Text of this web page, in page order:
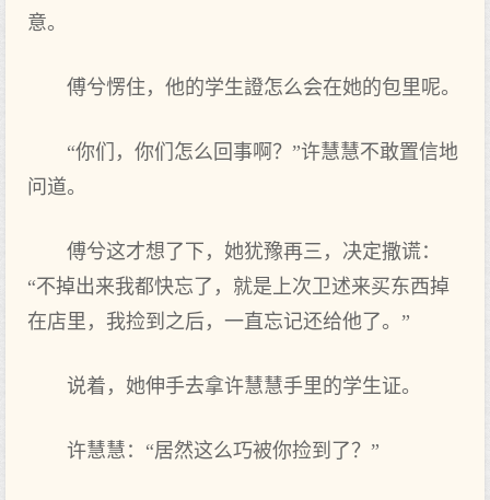
意。
傅兮愣住，他的学生證怎么会在她的包里呢。
“你们，你们怎么回事啊？”许慧慧不敢置信地
问道。
傅兮这才想了下，她犹豫再三，决定撒谎：
“不掉出来我都快忘了，就是上次卫述来买东西掉
在店里，我捡到之后，一直忘记还给他了。”
说着，她伸手去拿许慧慧手里的学生证。
许慧慧：“居然这么巧被你捡到了？”